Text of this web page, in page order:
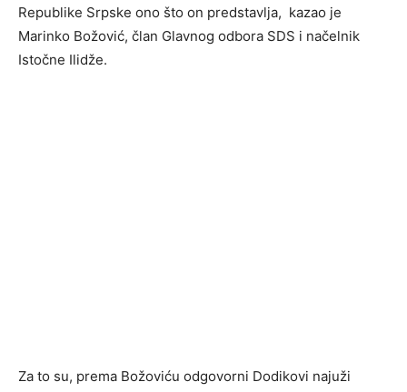
Republike Srpske ono što on predstavlja, kazao je
Marinko Božović, član Glavnog odbora SDS i načelnik
Istočne Ilidže.
Za to su, prema Božoviću odgovorni Dodikovi najuži